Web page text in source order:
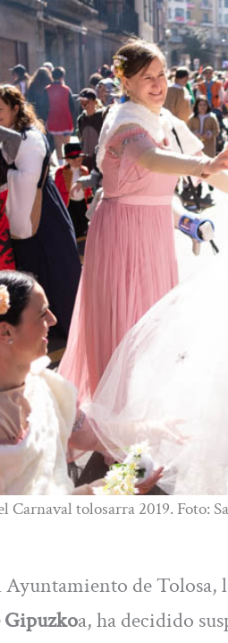
Carnaval tolosarra 2019. Foto:
Ayuntamiento de Tolosa,
Gipuzkoa, ha decidido